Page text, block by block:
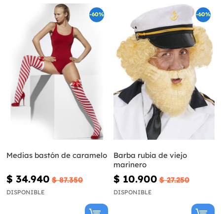
-60%
Medias bastón de caramelo
$ 34.940 $ 87.350
DISPONIBLE
-60%
Barba rubia de viejo
marinero
$ 10.900 $ 27.250
DISPONIBLE